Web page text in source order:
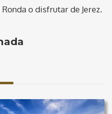
o disfrutar de Jerez.